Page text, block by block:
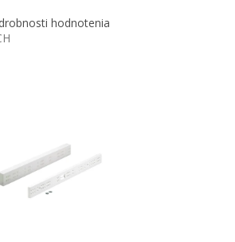
produktu je 0,0 z 5 hviezdičiek.
hodnotenia